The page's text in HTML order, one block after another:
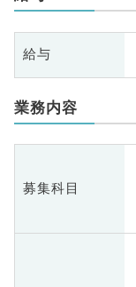
給与
業務内容
募集科目